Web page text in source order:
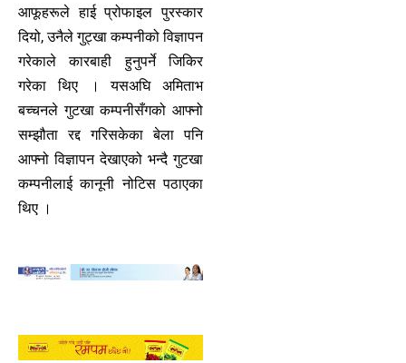
आफूहरूले हाई प्रोफाइल पुरस्कार
दियो, उनैले गुट्खा कम्पनीको विज्ञापन
गरेकाले कारबाही हुनुपर्ने जिकिर
गरेका थिए । यसअघि अमिताभ
बच्चनले गुटखा कम्पनीसँगको आफ्नो
सम्झौता रद्द गरिसकेका बेला पनि
आफ्नो विज्ञापन देखाएको भन्दै गुटखा
कम्पनीलाई कानूनी नोटिस पठाएका
थिए ।